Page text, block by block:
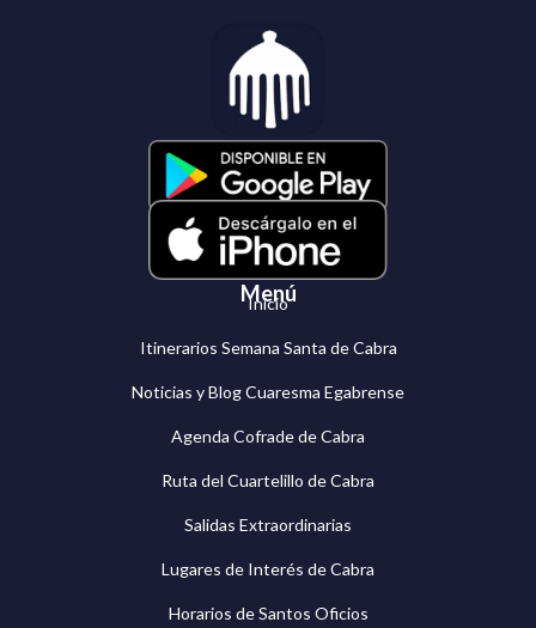
Menú
Inicio
Itinerarios Semana Santa de Cabra
Noticias y Blog Cuaresma Egabrense
Agenda Cofrade de Cabra
Ruta del Cuartelillo de Cabra
Salidas Extraordinarias
Lugares de Interés de Cabra
Horarios de Santos Oficios